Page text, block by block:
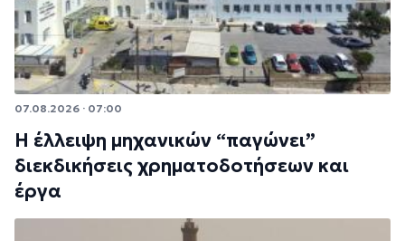
07.08.2026 · 07:00
Η έλλειψη μηχανικών “παγώνει”
διεκδικήσεις χρηματοδοτήσεων και
έργα